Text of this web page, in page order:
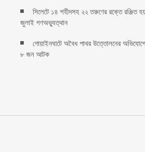
সিলেটে ১৪ শহীদসহ ২২ তরুণের রক্তে রঞ্জিত
জুলাই গণঅভ্যুত্থান
গোয়াইনঘাটে অবৈধ পাথর উত্তোলনের
৮ জন আটক